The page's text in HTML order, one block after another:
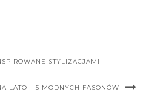
STYLIZACJAMI
LATO – 5 MODNYCH FASONÓW